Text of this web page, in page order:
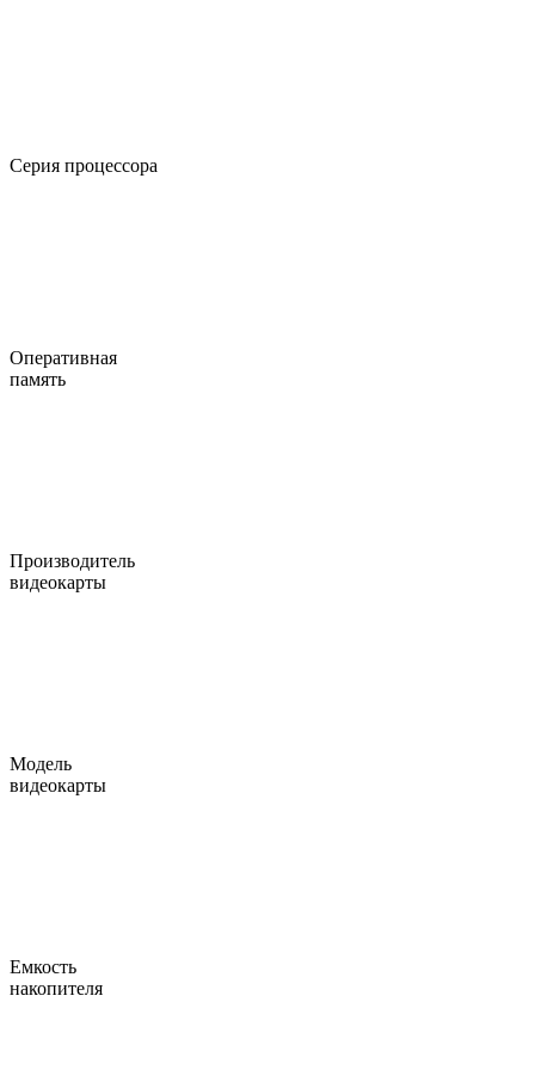
Серия процессора
Оперативная
память
Производитель
видеокарты
Модель
видеокарты
Емкость
накопителя